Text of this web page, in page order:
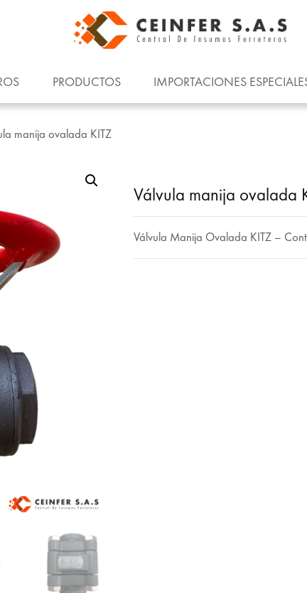
PRODUCTOS IMPORTACIONES
manija ovalada KITZ
Válvula manija ovalada
Válvula Manija Ovalada KITZ –